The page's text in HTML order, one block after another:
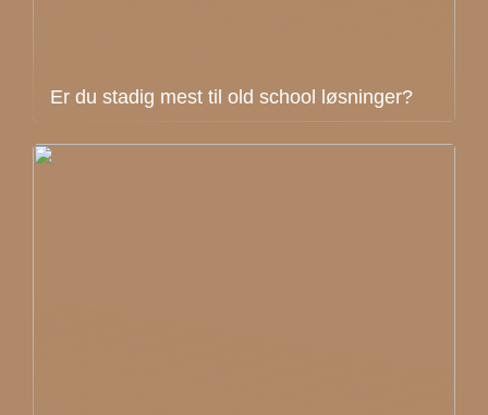
Er du stadig mest til old school løsninger?